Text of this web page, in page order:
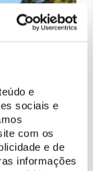
e
sociais e
com os
e de
informações